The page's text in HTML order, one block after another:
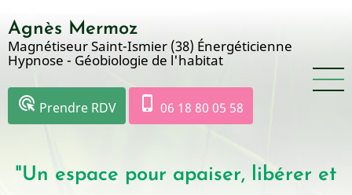
au
contenu
principal
Agnès Mermoz
Magnétiseur Saint-Ismier (38) Énergéticienne
Hypnose - Géobiologie de l'habitat
ads_click Prendre RDV phone_iphone 06 18 80 05 58
"Un espace pour apaiser, libérer et